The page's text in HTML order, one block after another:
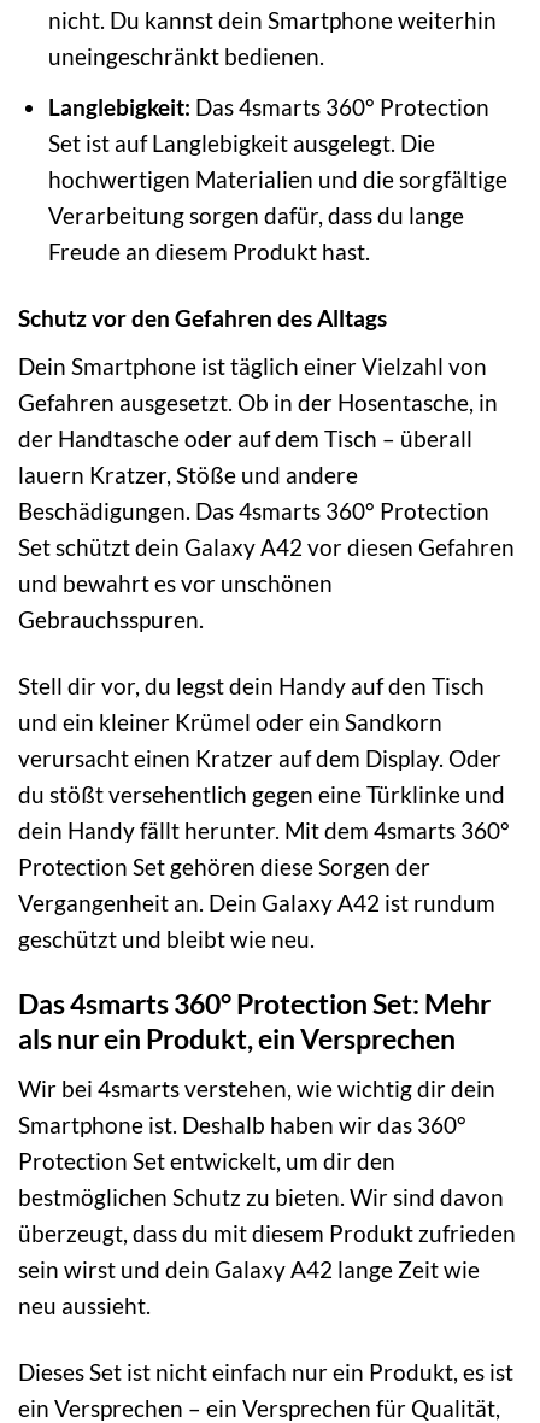
nicht. Du kannst dein Smartphone weiterhin
uneingeschränkt bedienen.
Langlebigkeit: Das 4smarts 360° Protection
Set ist auf Langlebigkeit ausgelegt. Die
hochwertigen Materialien und die sorgfältige
Verarbeitung sorgen dafür, dass du lange
Freude an diesem Produkt hast.
Schutz vor den Gefahren des Alltags
Dein Smartphone ist täglich einer Vielzahl von
Gefahren ausgesetzt. Ob in der Hosentasche, in
der Handtasche oder auf dem Tisch – überall
lauern Kratzer, Stöße und andere
Beschädigungen. Das 4smarts 360° Protection
Set schützt dein Galaxy A42 vor diesen Gefahren
und bewahrt es vor unschönen
Gebrauchsspuren.
Stell dir vor, du legst dein Handy auf den Tisch
und ein kleiner Krümel oder ein Sandkorn
verursacht einen Kratzer auf dem Display. Oder
du stößt versehentlich gegen eine Türklinke und
dein Handy fällt herunter. Mit dem 4smarts 360°
Protection Set gehören diese Sorgen der
Vergangenheit an. Dein Galaxy A42 ist rundum
geschützt und bleibt wie neu.
Das 4smarts 360° Protection Set: Mehr
als nur ein Produkt, ein Versprechen
Wir bei 4smarts verstehen, wie wichtig dir dein
Smartphone ist. Deshalb haben wir das 360°
Protection Set entwickelt, um dir den
bestmöglichen Schutz zu bieten. Wir sind davon
überzeugt, dass du mit diesem Produkt zufrieden
sein wirst und dein Galaxy A42 lange Zeit wie
neu aussieht.
Dieses Set ist nicht einfach nur ein Produkt, es ist
ein Versprechen – ein Versprechen für Qualität,